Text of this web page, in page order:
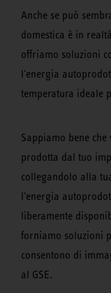
Anche se può
domestica è in
offriamo soluzioni
l'energia
temperatura ideale
Sappiamo bene
prodotta dal tuo
collegandolo alla
l'energia
liberamente
forniamo soluzioni
consentono di
al GSE.